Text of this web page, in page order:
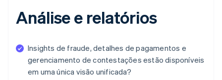
Análise e relatórios
Insights de fraude, detalhes de pagamentos e
gerenciamento de contestações estão disponíveis
em uma única visão unificada?